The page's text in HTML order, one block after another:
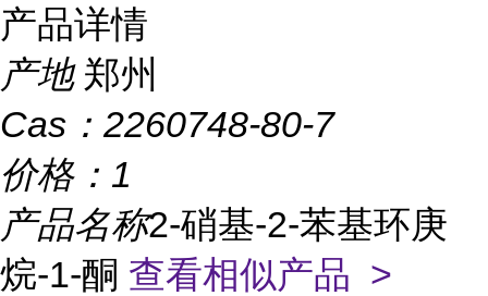
产品详情
产地 郑州
Cas： 2260748-80-7
价格： 1
产品名称2-硝基-2-苯基环庚
烷-1-酮 查看相似产品 >